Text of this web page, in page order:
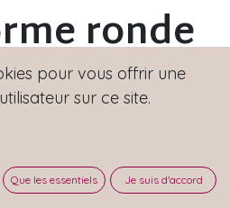
ronde
mm
pour vous offrir une
sur ce site.
Que les essentiels Je suis d'accord